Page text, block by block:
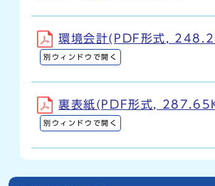
環境会計(PDF形式,
別ウィンドウで開く
裏表紙(PDF形式,
別ウィンドウで開く